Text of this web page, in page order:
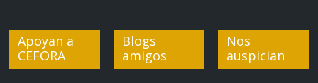
Apoyan a
CEFORA
Blogs
amigos
Nos
auspician